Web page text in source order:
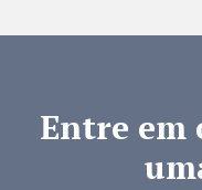
Entre em